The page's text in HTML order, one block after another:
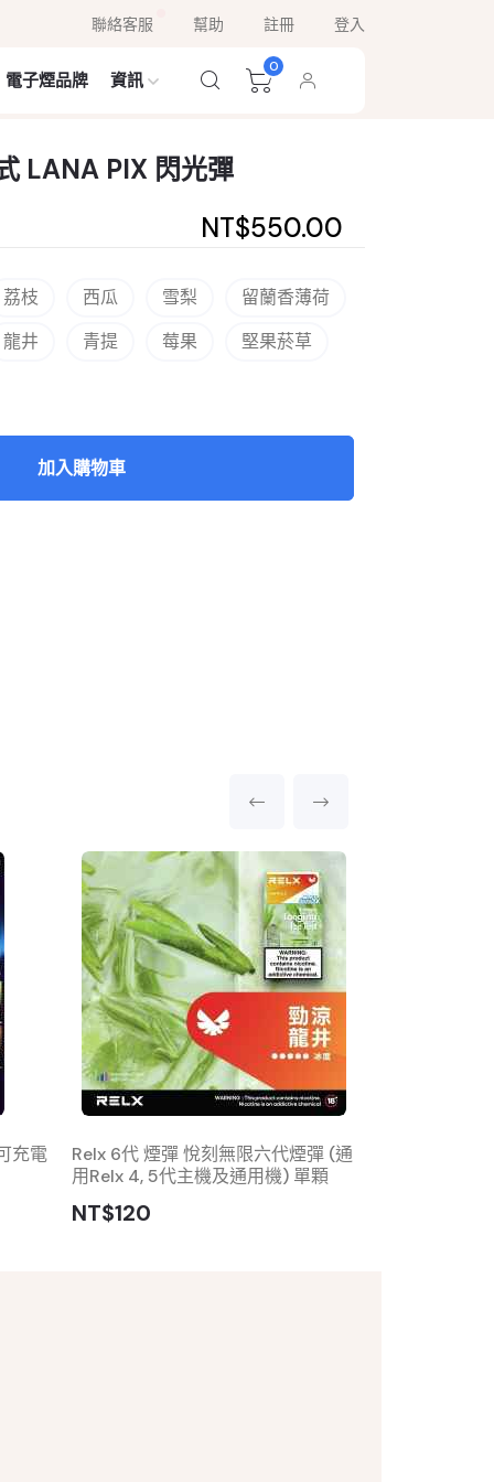
聯絡客服 幫助 註冊 登入
電子煙品牌 資訊
0
LANA PIX 閃光彈
NT$550.00
荔枝 西瓜 雪梨
留蘭香薄荷
龍井 青提 莓果
堅果菸草
加入購物車
充電
Relx 6代 煙彈 悅刻無限六代煙彈 (通
用Relx 4, 5代主機及通用機) 單顆
NT$120